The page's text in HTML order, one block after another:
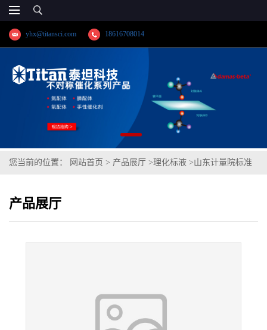
yhx@titansci.com 18616708014
您当前的位置： 网站首页 > 产品展厅 >理化标液 >山东计量院标准
产品展厅